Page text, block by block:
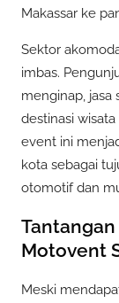
Makassar ke
Sektor
imbas.
menginap, jasa
destinasi
event ini
kota sebagai
otomotif dan
Motovent
Meski